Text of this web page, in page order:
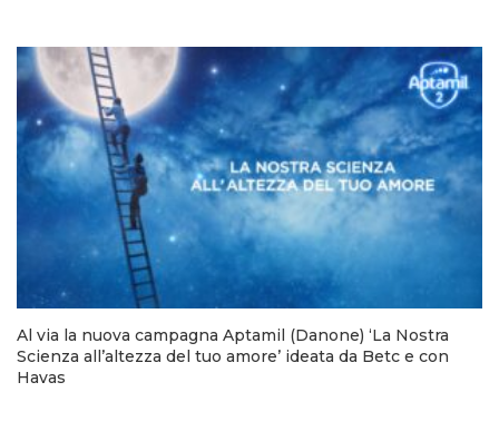
Al via la nuova campagna Aptamil (Danone) ‘La Nostra
Scienza all’altezza del tuo amore’ ideata da Betc e con
Havas